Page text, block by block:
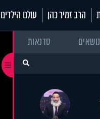
הרב זמיר כהן עולם הילדים
נושאים סדנאות